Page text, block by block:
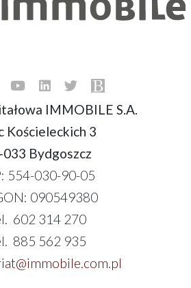
IMMOBILE S.A.
Kościeleckich 3
033 Bydgoszcz
554-030-90-05
090549380
602 314 270
885 562 935